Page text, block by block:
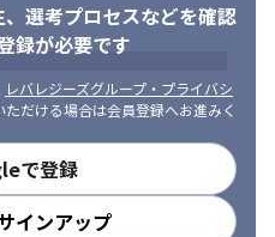
選考プロセスなどを確認
録が必要です
レバレジーズグループ・プライバシ
だける場合は会員登録へお進みく
で登録
インアップ